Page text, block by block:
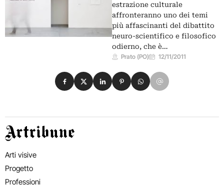
estrazione culturale
affronteranno uno dei temi
più affascinanti del dibattito
neuro-scientifico e filosofico
odierno, che è…
Prato (PO) 12/11/2011
Condividi su Facebook
Condividi su X
Condividi su LinkedIn
Condividi su Pinterest
Condividi su WhatsApp
Condividi su Email
Artribune
Arti visive
Progetto
Professioni